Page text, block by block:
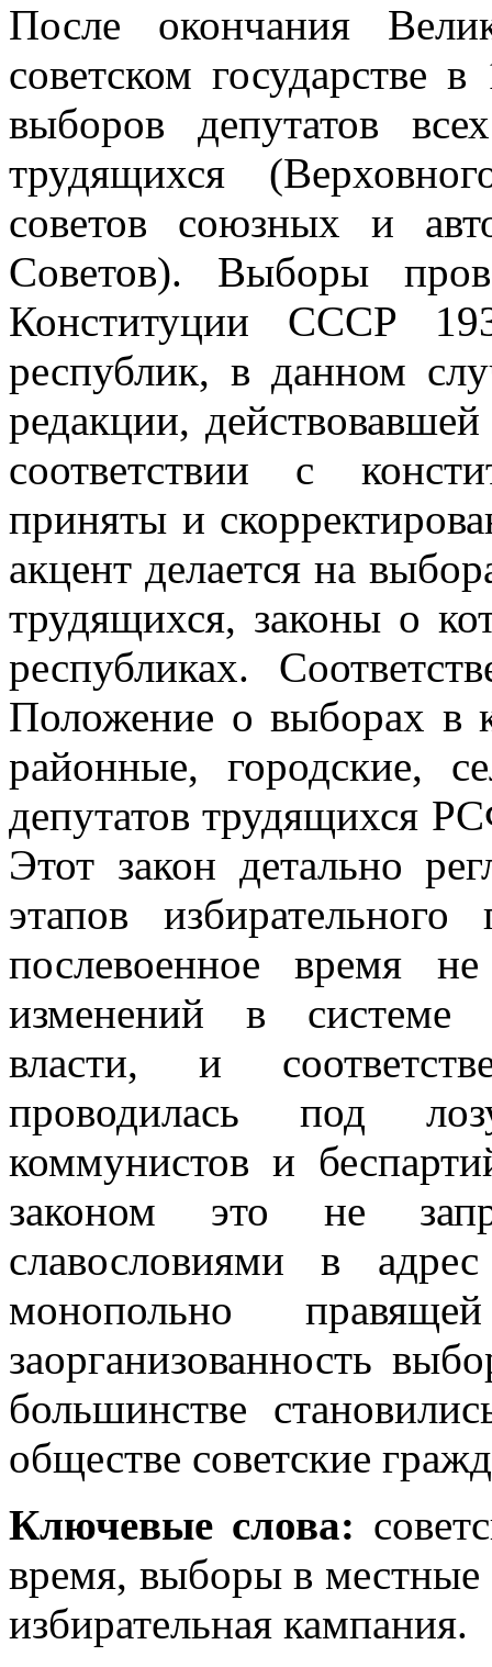
После окончания
советском государстве
выборов депутатов
трудящихся
советов союзных и
Советов). Выборы
Конституции СССР
республик, в данном
редакции,
соответствии с
приняты и
акцент делается на
трудящихся, законы о
республиках.
Положение о выборах в
районные, городские,
депутатов трудящихся
Этот закон детально
этапов
послевоенное время
изменений в системе
власти, и
проводилась под
коммунистов и
законом это не
славословиями в
монопольно
заорганизованность
большинстве
обществе советские
Ключевые слова:
время, выборы в
избирательная кампания.